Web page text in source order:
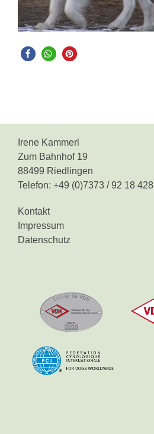
Irene Kammerl
Zum Bahnhof 19
88499 Riedlingen
Telefon: +49 (0)7373 / 92 18 428
Kontakt
Impressum
Datenschutz